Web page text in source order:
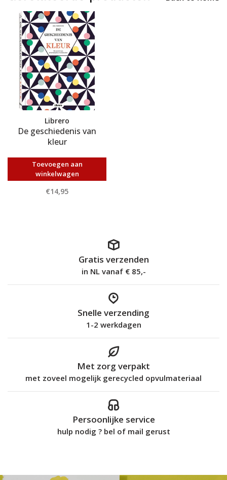
Librero
De geschiedenis van
kleur
Toevoegen aan
winkelwagen
€14,95
Gratis verzenden
in NL vanaf € 85,-
Snelle verzending
1-2 werkdagen
Met zorg verpakt
met zoveel mogelijk gerecycled opvulmateriaal
Persoonlijke service
hulp nodig ? bel of mail gerust